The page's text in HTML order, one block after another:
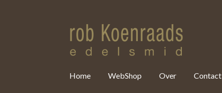
Home WebShop Over Contact